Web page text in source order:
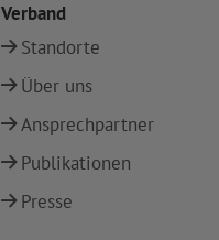
Verband
Standorte
Über uns
Ansprechpartner
Publikationen
Presse